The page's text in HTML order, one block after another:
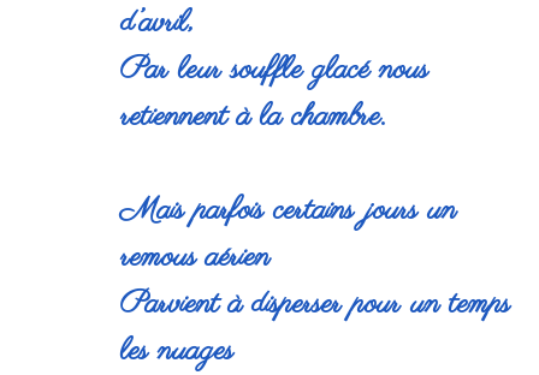
d’avril,
Par leur souffle glacé nous
retiennent à la chambre.
Mais parfois certains jours un
remous aérien
Parvient à disperser pour un temps
les nuages